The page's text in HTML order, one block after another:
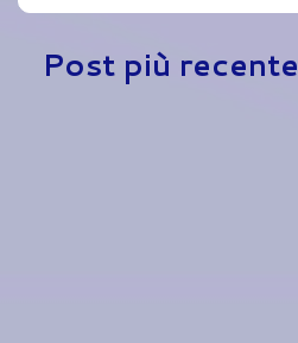
Post più recente